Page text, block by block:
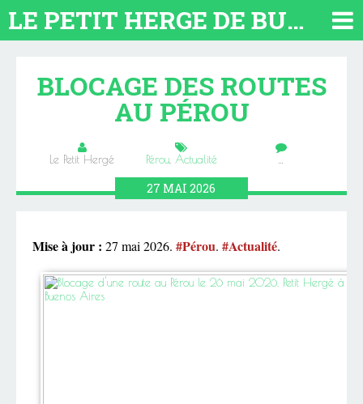
LE PETIT HERGE DE BUENOS AIRES 2026. TOUT SUR L'ARGENTINE
BLOCAGE DES ROUTES
AU PÉROU
Le Petit Hergé Pérou, Actualité …
27 MAI2026
Mise à jour : 27 mai 2026. #Pérou. #Actualité.